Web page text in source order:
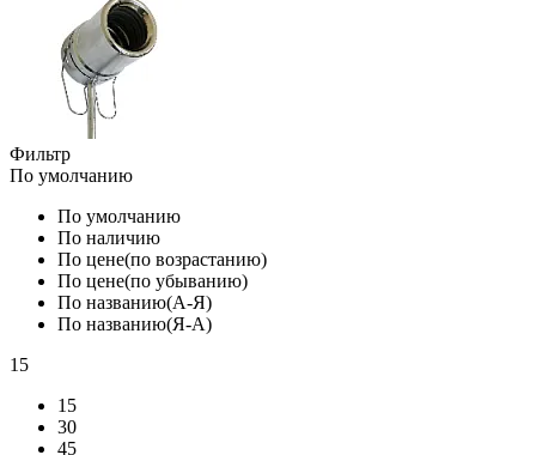
Фильтр
По умолчанию
По умолчанию
По наличию
По цене(по возрастанию)
По цене(по убыванию)
По названию(А-Я)
По названию(Я-А)
15
15
30
45